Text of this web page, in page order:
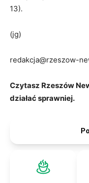
13).
(jg)
redakcja@rzeszow-
Czytasz Rzeszów
działać sprawniej.